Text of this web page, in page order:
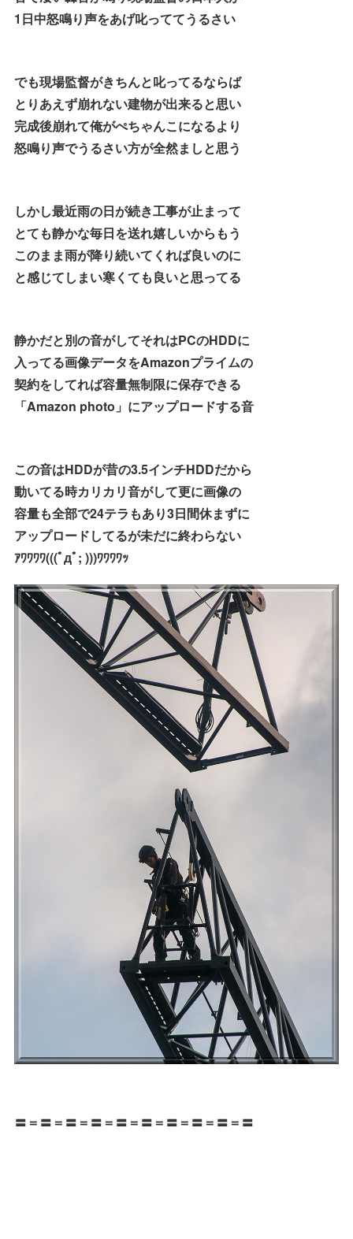
1日中怒鳴り声をあげ叱っててうるさい
でも現場監督がきちんと叱ってるならば
とりあえず崩れない建物が出来ると思い
完成後崩れて俺がぺちゃんこになるより
怒鳴り声でうるさい方が全然ましと思う
しかし最近雨の日が続き工事が止まって
とても静かな毎日を送れ嬉しいからもう
このまま雨が降り続いてくれば良いのに
と感じてしまい寒くても良いと思ってる
静かだと別の音がしてそれはPCのHDDに
入ってる画像データをAmazonプライムの
契約をしてれば容量無制限に保存できる
「Amazon photo」にアップロードする音
この音はHDDが昔の3.5インチHDDだから
動いてる時カリカリ音がして更に画像の
容量も全部で24テラもあり3日間休まずに
アップロードしてるが未だに終わらない
ｱﾜﾜﾜﾜ(((ﾟдﾟ; )))ﾜﾜﾜﾜｯ
〓＝〓＝〓＝〓＝〓＝〓＝〓＝〓＝〓＝〓